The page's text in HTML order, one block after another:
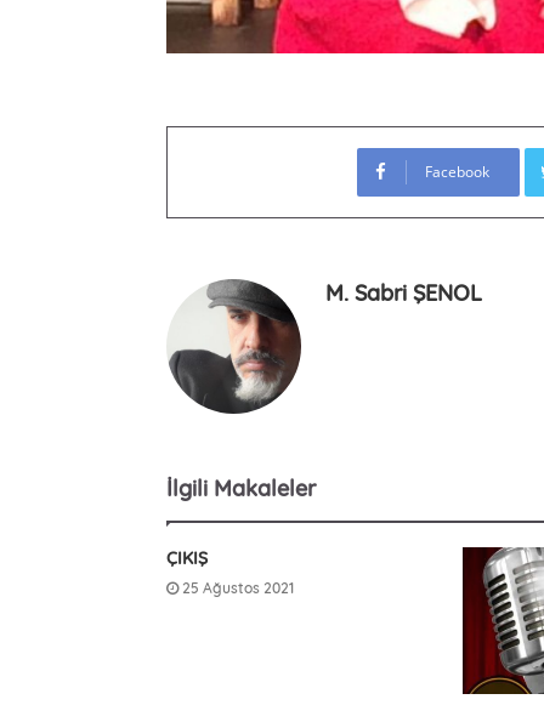
Facebook
M. Sabri ŞENOL
İlgili Makaleler
ÇIKIŞ
25 Ağustos 2021